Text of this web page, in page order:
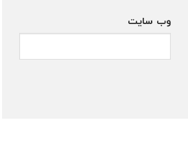
وب‌ سایت